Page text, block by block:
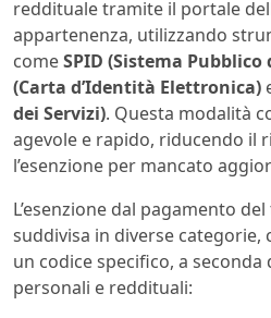
reddituale tramite il portale
appartenenza, utilizzando
comeSPID (Sistema
(Carta d’Identità Elettronica)
dei Servizi). Questa modalità
agevole e rapido, riducendo il
l’esenzione per mancato
L’esenzione dal pagamento
suddivisa in diverse categorie,
un codice specifico, a seconda
personali e reddituali: